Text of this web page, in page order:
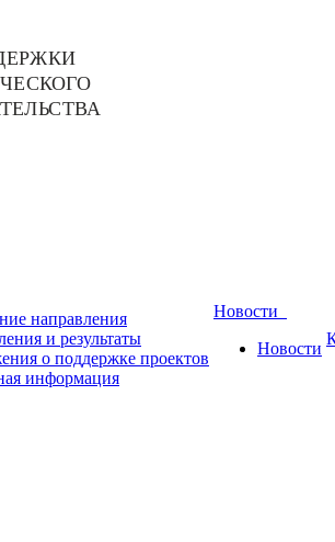
направления
и результаты
о поддержке проектов
информация
Новости
Новости